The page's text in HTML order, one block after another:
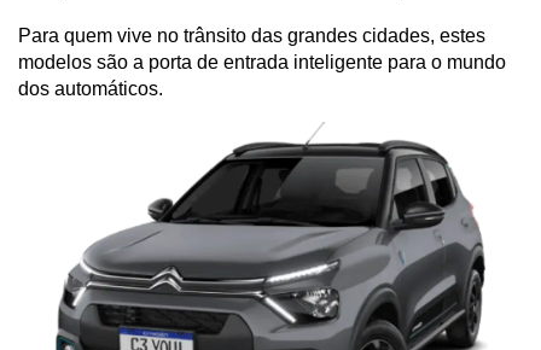
Para quem vive no trânsito das grandes cidades, estes
modelos são a porta de entrada inteligente para o mundo
dos automáticos.